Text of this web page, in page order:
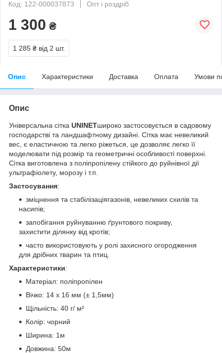
Код: 122-000037873
Опт і роздріб
1 300 ₴
1 285 ₴ від 2 шт.
Опис Характеристики Доставка Оплата Умови
Опис
Універсальна сітка UNINETшироко застосовується в садовому
господарстві та ландшафтному дизайні. Сітка має невеликий
вес, є еластичною та легко ріжеться, це дозволяє легко її
моделювати під розмір та геометричні особливості поверхні.
Сітка виготовлена з поліпропілену стійкого до руйнівної дії
ультрафіолету, морозу і т.п.
Застосування:
зміцнення та стабілізаціягазонів, невеликих схилів та
насипів;
запобігання руйнуванню ґрунтового покриву,
захистити ділянку від кротів;
часто використовують у ролі захисного огородження
для дрібних тварин та птиц.
Характеристики:
Матеріал: поліпропілен
Вічко: 14 х 16 мм (± 1,5мм)
Щільність: 40 г/ м²
Колір: чорний
Ширина: 1м
Довжина: 50м